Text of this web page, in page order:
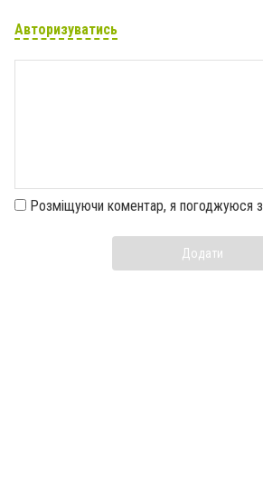
Авторизуватись
Розміщуючи коментар, я погоджуюся з
Додати